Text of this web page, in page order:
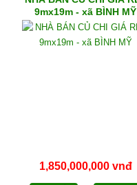
9mx19m - xã BÌNH MỸ
1,850,000,000 vnđ